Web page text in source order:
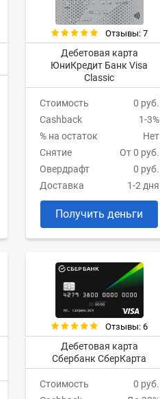
Отзывы: 7
Дебетовая карта
ЮниКредит Банк Visa
Classic
Стоимость
0 руб.
Cashback
1-3%
% на остаток
Нет
Снятие
От 0 руб.
Овердрафт
0 руб.
Доставка
1-2 дня
Получить деньги
Отзывы: 6
Дебетовая карта
Сбербанк СберКарта
Стоимость
0 руб.